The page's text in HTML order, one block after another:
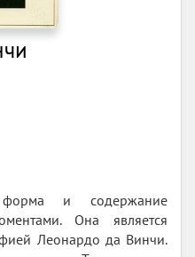
и содержание
Она является
Леонардо да Винчи.